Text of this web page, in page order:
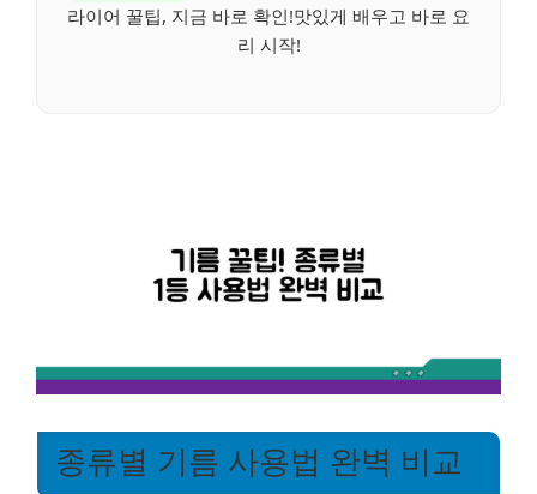
라이어 꿀팁, 지금 바로 확인!맛있게 배우고 바로 요
리 시작!
종류별 기름 사용법 완벽 비교